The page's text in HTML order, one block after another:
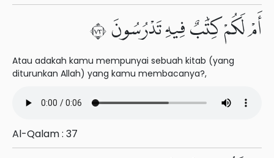
أَمْ لَكُمْ كِتَٰبٌ فِيهِ تَدْرُسُونَ ٣٧
Atau adakah kamu mempunyai sebuah kitab (yang
diturunkan Allah) yang kamu membacanya?,
Al-Qalam : 37